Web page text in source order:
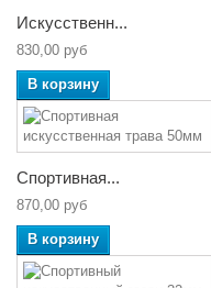
Искусственн...
830,00 руб
В корзину
Спортивная...
870,00 руб
В корзину